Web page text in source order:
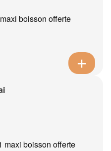
boisson offerte
maxi boisson offerte